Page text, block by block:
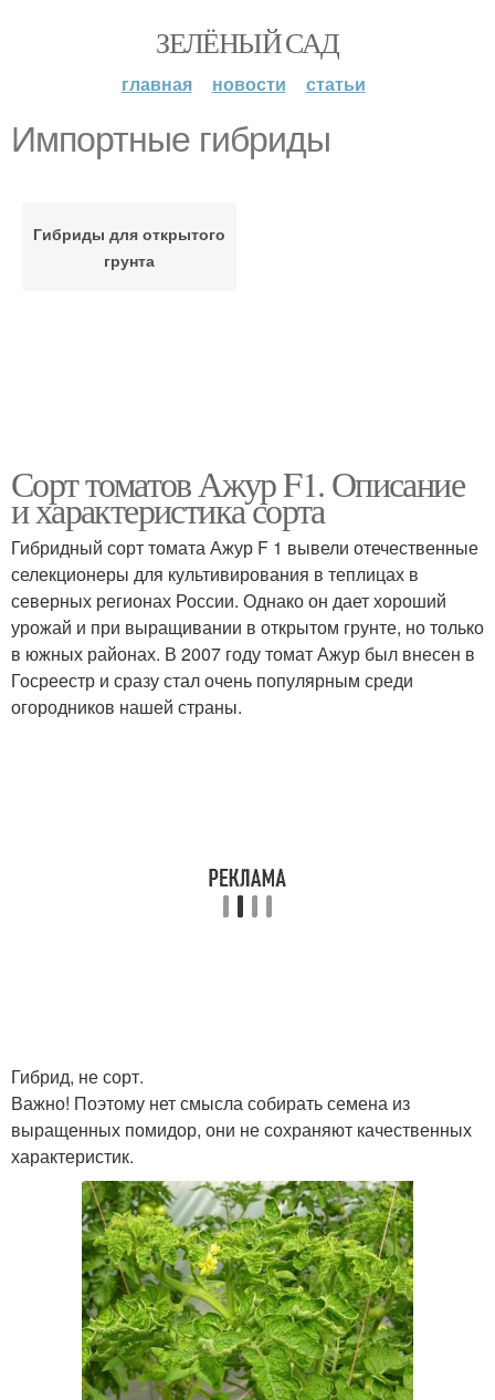
ЗЕЛЁНЫЙ САД
главная новости статьи
Импортные гибриды
Гибриды для открытого
грунта
Сорт томатов Ажур F1. Описание
и характеристика сорта
Гибридный сорт томата Ажур F 1 вывели отечественные
селекционеры для культивирования в теплицах в
северных регионах России. Однако он дает хороший
урожай и при выращивании в открытом грунте, но только
в южных районах. В 2007 году томат Ажур был внесен в
Госреестр и сразу стал очень популярным среди
огородников нашей страны.
Гибрид, не сорт.
Важно! Поэтому нет смысла собирать семена из
выращенных помидор, они не сохраняют качественных
характеристик.